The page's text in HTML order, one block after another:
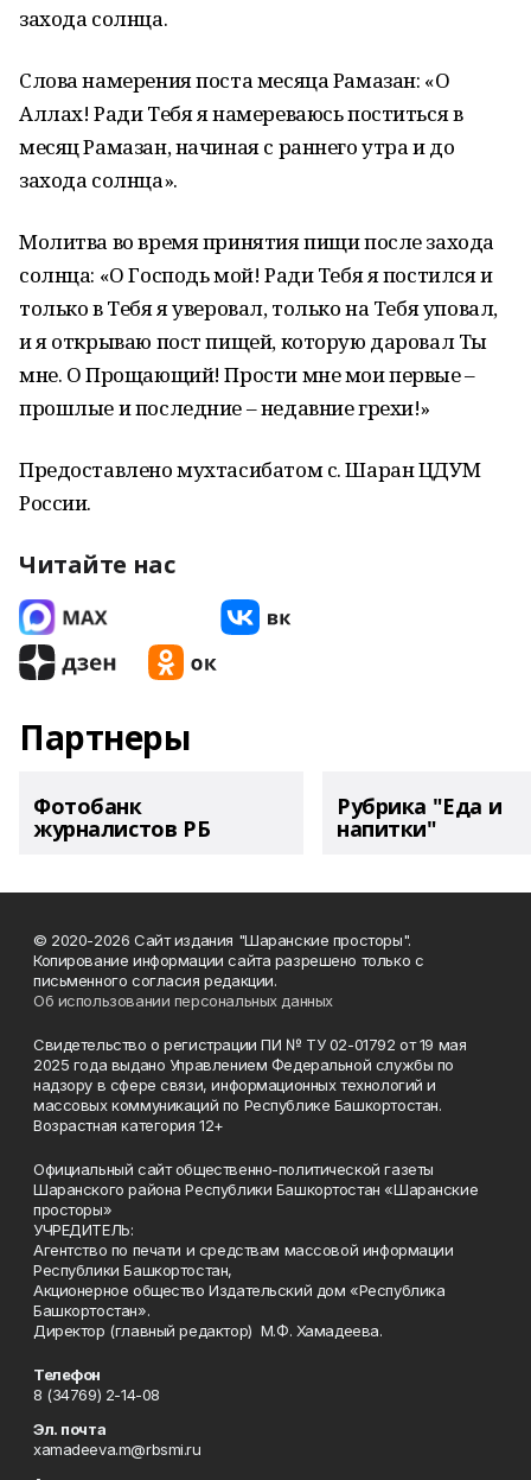
захода солнца.
Слова намерения поста месяца Рамазан: «О
Аллах! Ради Тебя я намереваюсь поститься в
месяц Рамазан, начиная с раннего утра и до
захода солнца».
Молитва во время принятия пищи после захода
солнца: «О Господь мой! Ради Тебя я постился и
только в Тебя я уверовал, только на Тебя уповал,
и я открываю пост пищей, которую даровал Ты
мне. О Прощающий! Прости мне мои первые –
прошлые и последние – недавние грехи!»
Предоставлено мухтасибатом с. Шаран ЦДУМ
России.
Читайте нас
Партнеры
Фотобанк
журналистов РБ
Рубрика "Еда и
напитки"
© 2020-2026 Сайт издания "Шаранские просторы".
Копирование информации сайта разрешено только с
письменного согласия редакции.
Об использовании персональных данных
Свидетельство о регистрации ПИ № ТУ 02-01792 от 19 мая
2025 года выдано Управлением Федеральной службы по
надзору в сфере связи, информационных технологий и
массовых коммуникаций по Республике Башкортостан.
Возрастная категория 12+
Официальный сайт общественно-политической газеты
Шаранского района Республики Башкортостан «Шаранские
просторы»
УЧРЕДИТЕЛЬ:
Агентство по печати и средствам массовой информации
Республики Башкортостан,
Акционерное общество Издательский дом «Республика
Башкортостан».
Директор (главный редактор) М.Ф. Хамадеева.
Телефон
8 (34769) 2-14-08
Эл. почта
xamadeeva.m@rbsmi.ru